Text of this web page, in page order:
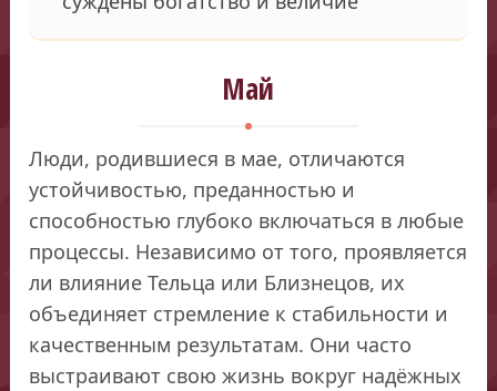
Май
Люди, родившиеся в мае, отличаются
устойчивостью, преданностью и
способностью глубоко включаться в любые
процессы. Независимо от того, проявляется
ли влияние Тельца или Близнецов, их
объединяет стремление к стабильности и
качественным результатам. Они часто
выстраивают свою жизнь вокруг надёжных